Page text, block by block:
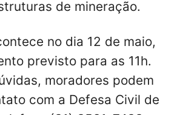
de mineração.
no dia 12 de maio,
previsto para as 11h.
moradores podem
com a Defesa Civil de